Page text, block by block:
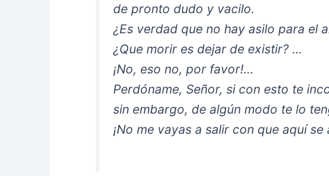
de pronto dudo y vacilo.
¿Es verdad que no hay asilo para el
¿Que morir es dejar de existir? …
¡No, eso no, por favor!…
Perdóname, Señor, si con esto te
sin embargo, de algún modo te lo
¡No me vayas a salir con que aquí